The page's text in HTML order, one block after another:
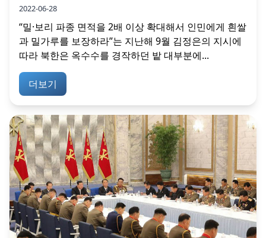
2022-06-28
“밀·보리 파종 면적을 2배 이상 확대해서 인민에게 흰쌀
과 밀가루를 보장하라”는 지난해 9월 김정은의 지시에
따라 북한은 옥수수를 경작하던 밭 대부분에...
더보기